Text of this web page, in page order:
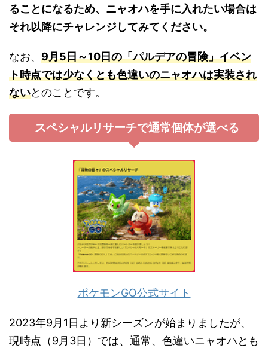
ることになるため、ニャオハを手に入れたい場合は
それ以降にチャレンジしてみてください。
なお、 9月5日～10日の「パルデアの冒険」イベン
ト時点では少なくとも色違いのニャオハは実装され
ないとのことです。
スペシャルリサーチで通常個体が選べる
ポケモンGO公式サイト
2023年9月1日より新シーズンが始まりましたが、
現時点（9月3日）では、通常、色違いニャオハとも